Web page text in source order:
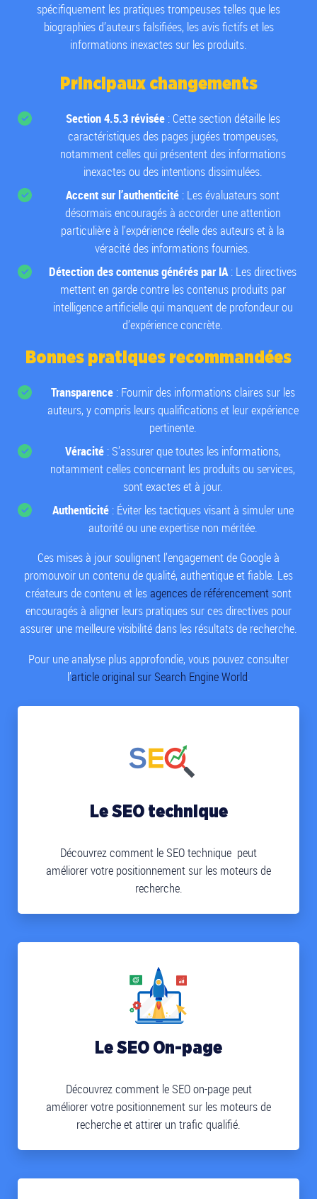
spécifiquement les pratiques trompeuses telles que les
biographies d’auteurs falsifiées, les avis fictifs et les
informations inexactes sur les produits.
Principaux changements
Section 4.5.3 révisée: Cette section détaille les
caractéristiques des pages jugées trompeuses,
notamment celles qui présentent des informations
inexactes ou des intentions dissimulées.
Accent sur l’authenticité : Les évaluateurs sont
désormais encouragés à accorder une attention
particulière à l’expérience réelle des auteurs et à la
véracité des informations fournies.
Détection des contenus générés par IA: Les directives
mettent en garde contre les contenus produits par
intelligence artificielle qui manquent de profondeur ou
d’expérience concrète.
Bonnes pratiques recommandées
Transparence: Fournir des informations claires sur les
auteurs, y compris leurs qualifications et leur expérience
pertinente.
Véracité: S’assurer que toutes les informations,
notamment celles concernant les produits ou services,
sont exactes et à jour.
Authenticité: Éviter les tactiques visant à simuler une
autorité ou une expertise non méritée.
Ces mises à jour soulignent l’engagement de Google à
promouvoir un contenu de qualité, authentique et fiable. Les
créateurs de contenu et lesagences de référencement sont
encouragés à aligner leurs pratiques sur ces directives pour
assurer une meilleure visibilité dans les résultats de recherche.
Pour une analyse plus approfondie, vous pouvez consulter
l’article original sur Search Engine World.
Le SEO technique
Découvrez comment le SEO technique peut
améliorer votre positionnement sur les moteurs de
recherche.
Le SEO On-page
Découvrez comment le SEO on-page peut
améliorer votre positionnement sur les moteurs de
recherche et attirer un trafic qualifié.